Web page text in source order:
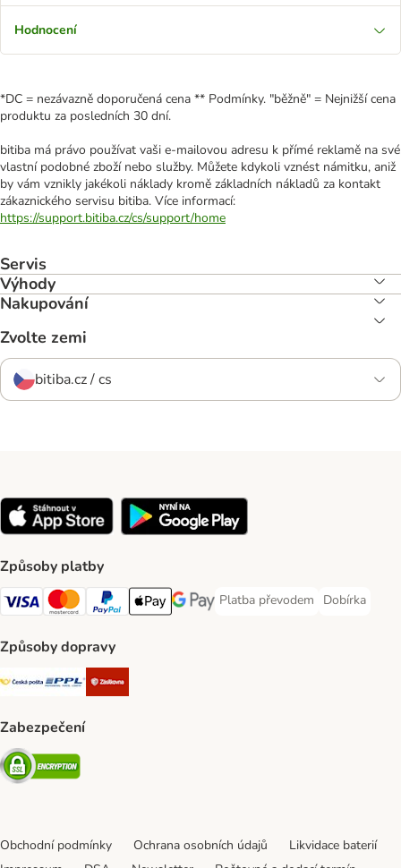
Hodnocení
*DC = nezávazně doporučená cena ** Podmínky. "běžně" = Nejnižší cena
produktu za posledních 30 dní.
bitiba má právo používat vaši e-mailovou adresu k přímé reklamě na své
vlastní podobné zboží nebo služby. Můžete kdykoli vznést námitku, aniž
by vám vznikly jakékoli náklady kromě základních nákladů za kontakt
zákaznického servisu bitiba. Více informací:
https://support.bitiba.cz/cs/support/home
Servis
Výhody
Nakupování
Zvolte zemi
bitiba.cz / cs
Způsoby platby
Visa Payment Method
mastercard Payment Method
PayPal Payment Method
Apple pay Payment Method
Google Pay Payment Method
Platba převodem
Platba převodem Payment
Dobírka
Dobírka
Způsoby dopravy
Česká pošta Shipping Method
PPL Shipping Method
Zabezpečení
Security
Obchodní podmínky Ochrana osobních údajů
Likvidace baterií